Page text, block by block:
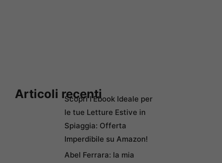
Articoli recentiScopri l’Ebook Ideale per
le tue Letture Estive in
Spiaggia: Offerta
Imperdibile su Amazon!
Abel Ferrara: la mia